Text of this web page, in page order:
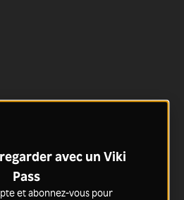
avec un Viki
Pass
et abonnez-vous pour